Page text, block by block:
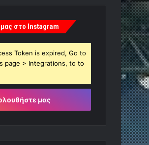
στο Instagram
Token is expired, Go to
page > Integrations, to to
μας